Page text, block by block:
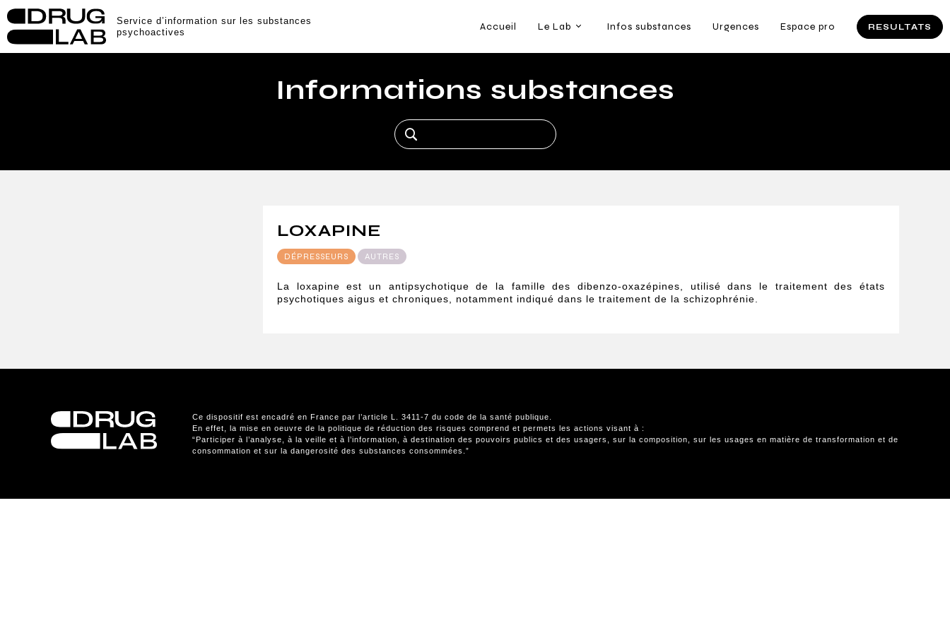
Service d’information sur les substances
psychoactives
Accueil Le Lab Infos substances Urgences Espace pro RESULTATS
Informations substances
LOXAPINE
DÉPRESSEURS AUTRES
La loxapine est un antipsychotique de la famille des dibenzo-oxazépines, utilisé dans le traitement des états
psychotiques aigus et chroniques, notamment indiqué dans le traitement de la schizophrénie.
Ce dispositif est encadré en France par l’article L. 3411-7 du code de la santé publique.
En effet, la mise en oeuvre de la politique de réduction des risques comprend et permets les actions visant à :
“Participer à l’analyse, à la veille et à l’information, à destination des pouvoirs publics et des usagers, sur la composition, sur les usages en matière de transformation et de
consommation et sur la dangerosité des substances consommées.”